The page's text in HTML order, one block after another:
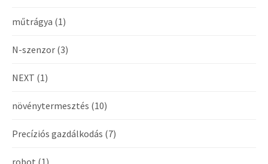
műtrágya (1)
N-szenzor (3)
NEXT (1)
növénytermesztés (10)
Precíziós gazdálkodás (7)
robot (1)